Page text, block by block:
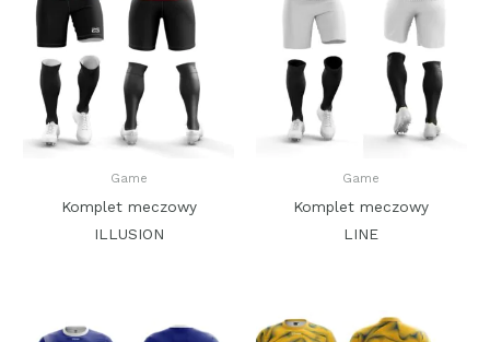
Game
Komplet meczowy
ILLUSION
Game
Komplet meczowy
LINE